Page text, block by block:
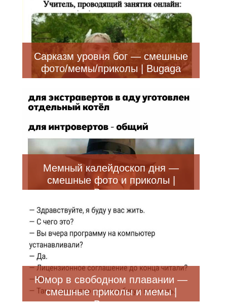
Сарказм уровня бог — смешные
фото/мемы/приколы | Bugaga
Мемный калейдоскоп дня —
смешные фото и приколы |
Bugaga
Юмор в свободном плавании —
смешные приколы и мемы |